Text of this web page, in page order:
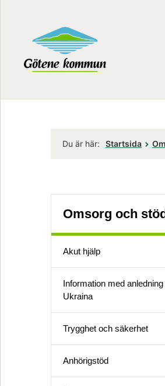
Du är här: Startsida
Omsorg och
Akut hjälp
Information med
Ukraina
Trygghet och säkerhet
Anhörigstöd